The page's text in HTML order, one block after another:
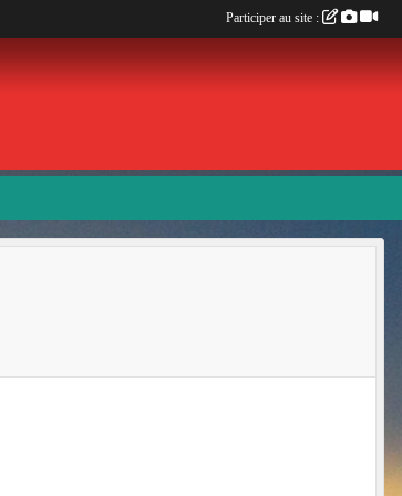
Participer au site :